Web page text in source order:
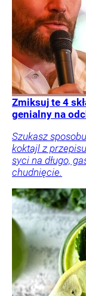
Zmiksuj te 4
genialny na
Szukasz
koktajl z
syci na długo,
chudnięcie.